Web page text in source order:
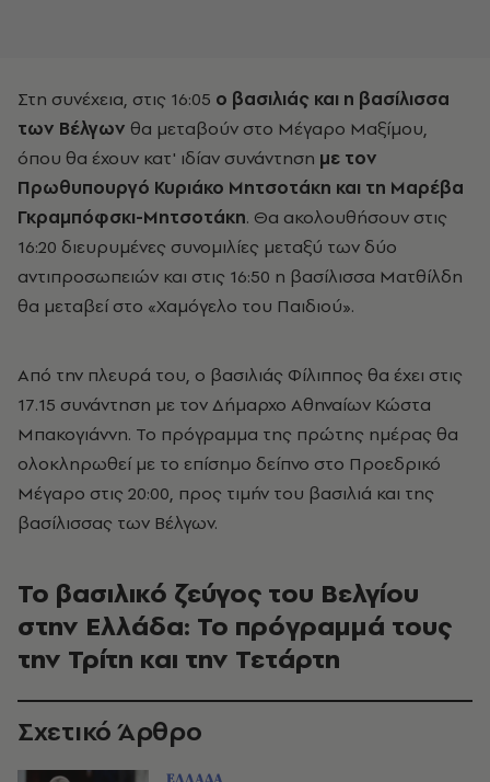
Στη συνέχεια, στις 16:05 ο βασιλιάς και η βασίλισσα
των Βέλγων θα μεταβούν στο Μέγαρο Μαξίμου,
όπου θα έχουν κατ' ιδίαν συνάντηση με τον
Πρωθυπουργό Κυριάκο Μητσοτάκη και τη Μαρέβα
Γκραμπόφσκι-Μητσοτάκη. Θα ακολουθήσουν στις
16:20 διευρυμένες συνομιλίες μεταξύ των δύο
αντιπροσωπειών και στις 16:50 η βασίλισσα Ματθίλδη
θα μεταβεί στο «Χαμόγελο του Παιδιού».
Από την πλευρά του, ο βασιλιάς Φίλιππος θα έχει στις
17.15 συνάντηση με τον Δήμαρχο Αθηναίων Κώστα
Μπακογιάννη. Το πρόγραμμα της πρώτης ημέρας θα
ολοκληρωθεί με το επίσημο δείπνο στο Προεδρικό
Μέγαρο στις 20:00, προς τιμήν του βασιλιά και της
βασίλισσας των Βέλγων.
Το βασιλικό ζεύγος του Βελγίου
στην Ελλάδα: Το πρόγραμμά τους
την Τρίτη και την Τετάρτη
Σχετικό Άρθρο